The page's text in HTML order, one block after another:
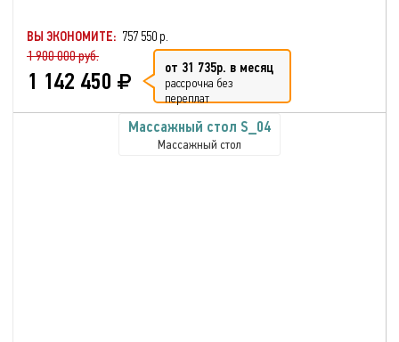
ВЫ ЭКОНОМИТЕ: 757 550 р.
1 900 000 руб.
1 142 450 от 31 735р. в месяц
рассрочка без
переплат
Массажный стол S_04
Массажный стол